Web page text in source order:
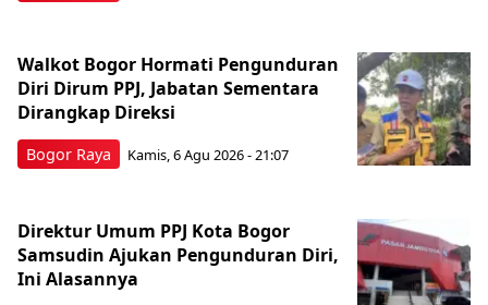
Bogor Raya
Walkot Bogor Hormati Pengunduran
Diri Dirum PPJ, Jabatan Sementara
Dirangkap Direksi
Kamis, 6 Agu 2026 - 21:07
Direktur Umum PPJ Kota Bogor
Samsudin Ajukan Pengunduran Diri,
Ini Alasannya